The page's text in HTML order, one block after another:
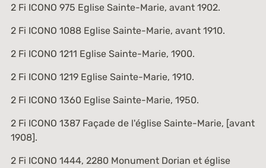
2 Fi ICONO 975 Eglise Sainte-Marie, avant 1902.
2 Fi ICONO 1088Eglise Sainte-Marie, avant 1910.
2 Fi ICONO 1211 Eglise Sainte-Marie, 1900.
2 Fi ICONO 1219Eglise Sainte-Marie, 1910.
2 Fi ICONO 1360Eglise Sainte-Marie, 1950.
2 Fi ICONO 1387Façade de l'église Sainte-Marie, [avant
1908].
2 Fi ICONO 1444, 2280Monument Dorian et église